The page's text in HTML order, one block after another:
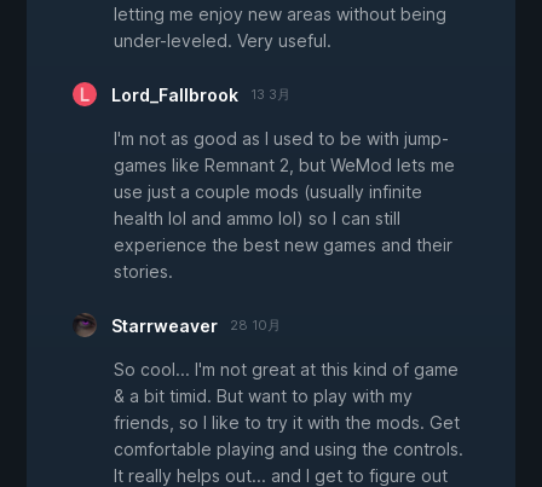
letting me enjoy new areas without being
under-leveled. Very useful.
Lord_Fallbrook 13 3月
I'm not as good as I used to be with jump-
games like Remnant 2, but WeMod lets me
use just a couple mods (usually infinite
health lol and ammo lol) so I can still
experience the best new games and their
stories.
Starrweaver 28 10月
So cool... I'm not great at this kind of game
& a bit timid. But want to play with my
friends, so I like to try it with the mods. Get
comfortable playing and using the controls.
It really helps out... and I get to figure out